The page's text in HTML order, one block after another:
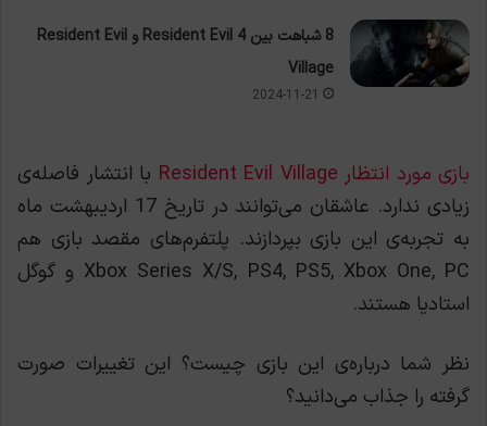
8 شباهت بین Resident Evil 4 و Resident Evil
Village
2024-11-21
بازی مورد انتظار Resident Evil Village
با انتشار فاصله‌ی
زیادی ندارد. عاشقان می‌توانند در تاریخ 17 اردیبهشت ماه
به تجربه‌ی این بازی بپردازند. پلتفرم‌های مقصد بازی هم
Xbox Series X/S, PS4, PS5, Xbox One, PC و گوگل
استادیا هستند.
نظر شما درباره‌ی این بازی چیست؟ این تغییرات صورت
گرفته را جذاب می‌دانید؟